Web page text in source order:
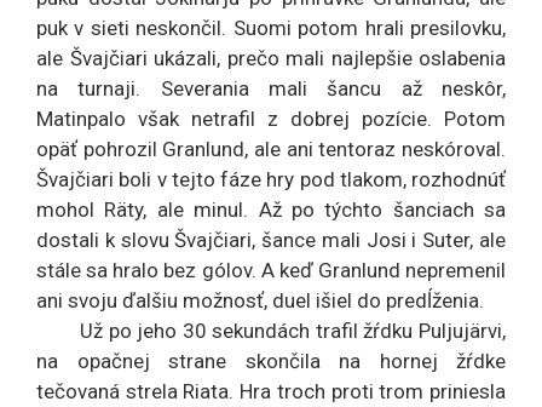
puk v sieti neskončil. Suomi potom hrali presilovku,
ale Švajčiari ukázali, prečo mali najlepšie oslabenia
na turnaji. Severania mali šancu až neskôr,
Matinpalo však netrafil z dobrej pozície. Potom
opäť pohrozil Granlund, ale ani tentoraz neskóroval.
Švajčiari boli v tejto fáze hry pod tlakom, rozhodnúť
mohol Räty, ale minul. Až po týchto šanciach sa
dostali k slovu Švajčiari, šance mali Josi i Suter, ale
stále sa hralo bez gólov. A keď Granlund nepremenil
ani svoju ďalšiu možnosť, duel išiel do predĺženia.
Už po jeho 30 sekundách trafil žŕdku Puljujärvi,
na opačnej strane skončila na hornej žŕdke
tečovaná strela Riata. Hra troch proti trom priniesla